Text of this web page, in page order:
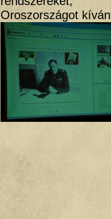
Oroszországot